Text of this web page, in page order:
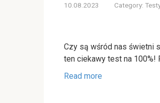
10.08.2023 Category:
Czy są wśród nas świetni
ten ciekawy test na 100%!
Read more